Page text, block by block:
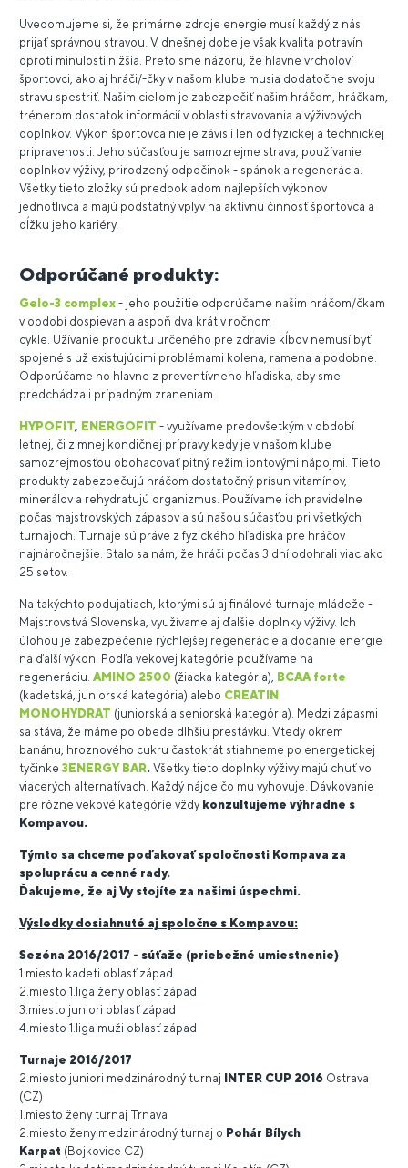
Uvedomujeme si, že primárne zdroje energie musí každý z nás
prijať správnou stravou. V dnešnej dobe je však kvalita potravín
oproti minulosti nižšia. Preto sme názoru, že hlavne vrcholoví
športovci, ako aj hráči/-čky v našom klube musia dodatočne svoju
stravu spestriť. Našim cieľom je zabezpečiť našim hráčom, hráčkam,
trénerom dostatok informácií v oblasti stravovania a výživových
doplnkov. Výkon športovca nie je závislí len od fyzickej a technickej
pripravenosti. Jeho súčasťou je samozrejme strava, používanie
doplnkov výživy, prirodzený odpočinok - spánok a regenerácia.
Všetky tieto zložky sú predpokladom najlepších výkonov
jednotlivca a majú podstatný vplyv na aktívnu činnosť športovca a
dĺžku jeho kariéry.
Odporúčané produkty:
Gelo-3 complex - jeho použitie odporúčame našim hráčom/čkam
v období dospievania aspoň dva krát v ročnom
cykle. Užívanie produktu určeného pre zdravie kĺbov nemusí byť
spojené s už existujúcimi problémami kolena, ramena a podobne.
Odporúčame ho hlavne z preventívneho hľadiska, aby sme
predchádzali prípadným zraneniam.
HYPOFIT, ENERGOFIT - využívame predovšetkým v období
letnej, či zimnej kondičnej prípravy kedy je v našom klube
samozrejmosťou obohacovať pitný režim iontovými nápojmi. Tieto
produkty zabezpečujú hráčom dostatočný prísun vitamínov,
minerálov a rehydratujú organizmus. Používame ich pravidelne
počas majstrovských zápasov a sú našou súčasťou pri všetkých
turnajoch. Turnaje sú práve z fyzického hľadiska pre hráčov
najnáročnejšie. Stalo sa nám, že hráči počas 3 dní odohrali viac ako
25 setov.
Na takýchto podujatiach, ktorými sú aj finálové turnaje mládeže -
Majstrovstvá Slovenska, využívame aj ďalšie doplnky výživy. Ich
úlohou je zabezpečenie rýchlejšej regenerácie a dodanie energie
na ďalší výkon. Podľa vekovej kategórie používame na
regeneráciu. AMINO 2500 (žiacka kategória), BCAA forte
(kadetská, juniorská kategória) alebo CREATIN
MONOHYDRAT (juniorská a seniorská kategória). Medzi zápasmi
sa stáva, že máme po obede dlhšiu prestávku. Vtedy okrem
banánu, hroznového cukru častokrát stiahneme po energetickej
tyčinke 3ENERGY BAR. Všetky tieto doplnky výživy majú chuť vo
viacerých alternatívach. Každý nájde čo mu vyhovuje. Dávkovanie
pre rôzne vekové kategórie vždy konzultujeme výhradne s
Kompavou.
Týmto sa chceme poďakovať spoločnosti Kompava za
spoluprácu a cenné rady.
Ďakujeme, že aj Vy stojíte za našimi úspechmi.
Výsledky dosiahnuté aj spoločne s Kompavou:
Sezóna 2016/2017 - súťaže (priebežné umiestnenie)
1.miesto kadeti oblasť západ
2.miesto 1.liga ženy oblasť západ
3.miesto juniori oblasť západ
4.miesto 1.liga muži oblasť západ
Turnaje 2016/2017
2.miesto juniori medzinárodný turnaj INTER CUP 2016 Ostrava
(CZ)
1.miesto ženy turnaj Trnava
2.miesto ženy medzinárodný turnaj o Pohár Bílych
Karpat (Bojkovice CZ)